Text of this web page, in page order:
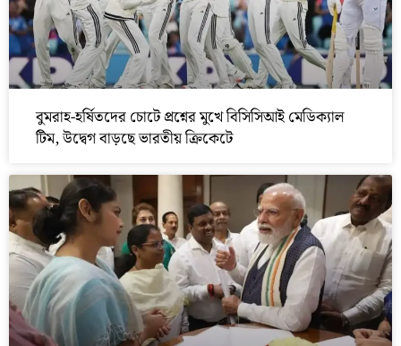
বুমরাহ-হর্ষিতদের চোটে প্রশ্নের মুখে বিসিসিআই মেডিক্যাল
টিম, উদ্বেগ বাড়ছে ভারতীয় ক্রিকেটে